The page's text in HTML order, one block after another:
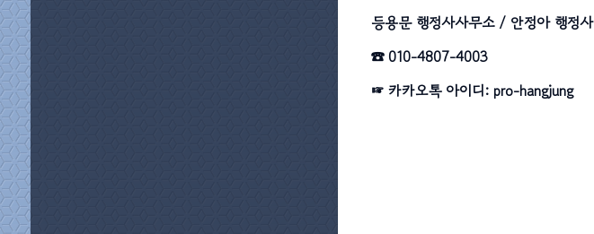
등용문 행정사사무소 / 안정아 행정사
☎ 010-4807-4003
☞ 카카오톡 아이디: pro-hangjung